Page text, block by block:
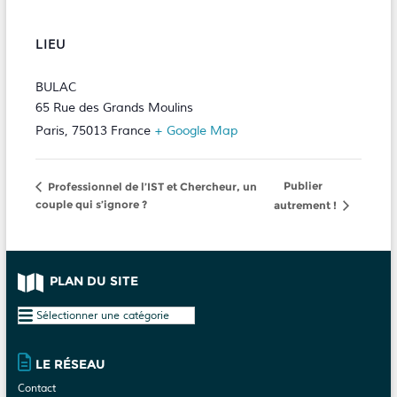
LIEU
BULAC
65 Rue des Grands Moulins
Paris, 75013 France + Google Map
Professionnel de l’IST et Chercheur, un
couple qui s’ignore ?
Publier
autrement !
PLAN DU SITE
Plan
site
LE RÉSEAU
Contact